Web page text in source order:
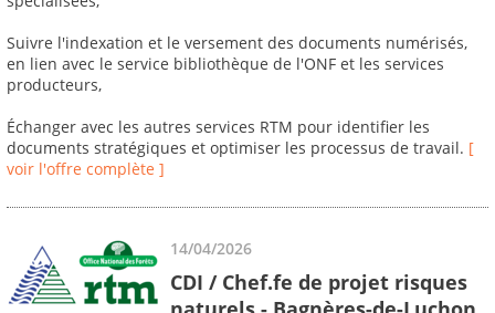
Suivre l'indexation et le versement des documents numérisés,
en lien avec le service bibliothèque de l'ONF et les services
producteurs,
Échanger avec les autres services RTM pour identifier les
documents stratégiques et optimiser les processus de travail. [
voir l'offre complète ]
14/04/2026
CDI / Chef.fe de projet risques